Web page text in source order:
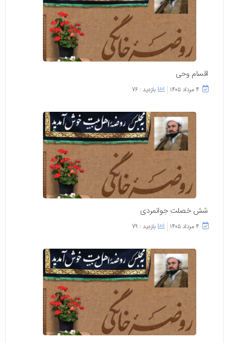
اقسام وحی
۴ مرداد ۱۴۰۵ بازدید : 76
شش خصلت جوانمردی
۴ مرداد ۱۴۰۵ بازدید : 79